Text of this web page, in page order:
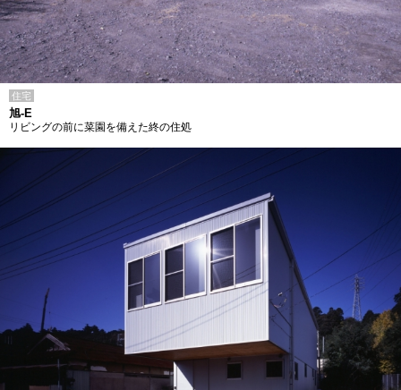
住宅
旭-E
リビングの前に菜園を備えた終の住処